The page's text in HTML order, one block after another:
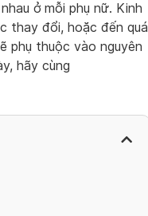
ở mỗi phụ nữ. Kinh
thay đổi, hoặc đến quá
phụ thuộc vào nguyên
hãy cùng